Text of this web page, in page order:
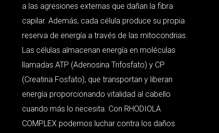
a las agresiones externas que dañan la fibra
capilar. Además, cada célula produce su propia
reserva de energía a través de las mitocondrias.
Las células almacenan energía en moléculas
llamadas ATP (Adenosina Trifosfato) y CP
(Creatina Fosfato), que transportan y liberan
energía proporcionando vitalidad al cabello
cuando más lo necesita. Con RHODIOLA
COMPLEX podemos luchar contra los daños